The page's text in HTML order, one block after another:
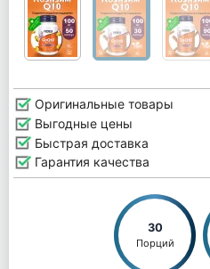
Оригинальные товары
Выгодные цены
Быстрая доставка
Гарантия качества
30
Порций